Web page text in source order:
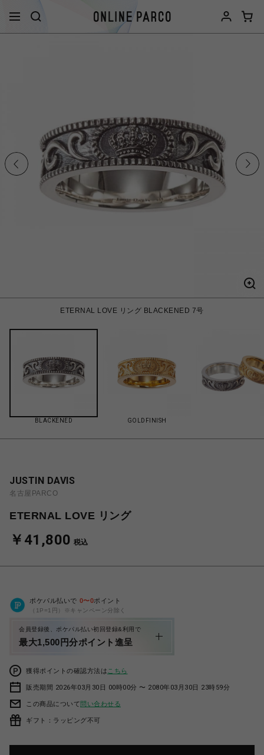
ETERNAL LOVE リング BLACKENED 7号
BLACKENED GOLDFINISH
JUSTIN DAVIS
名古屋PARCO
ETERNAL LOVE リング
￥41,800 税込
ポケパル払いで 0〜0ポイント
（1P=1円）※キャンペーン分除く
会員登録後、ポケパル払い初回登録&利用で
最大1,500円分ポイント進呈
獲得ポイントの確認方法は こちら
販売期間 2026年03月30日 00時00分 〜 2080年03月30日 23時59分
この商品について問い合わせる
ギフト：ラッピング不可